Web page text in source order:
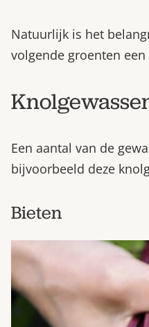
Natuurlijk is het
volgende groenten
Een aantal van de
bijvoorbeeld deze
Bieten